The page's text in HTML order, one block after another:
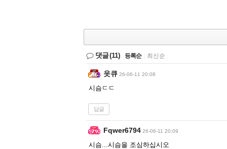
댓글(11) 등록순 최신순
읏큐 26-06-11 20:08
시슴ㄷㄷ
답글
Fqwer6794 26-06-11 20:09
시슴...시슴을 조심하십시오